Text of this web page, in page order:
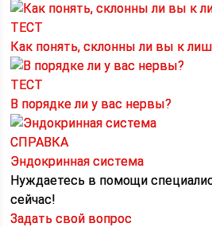
ТЕСТ
Как понять, склонны ли вы к
ТЕСТ
В порядке ли у вас нервы?
СПРАВКА
Эндокринная система
Нуждаетесь в помощи
сейчас!
Задать свой вопрос